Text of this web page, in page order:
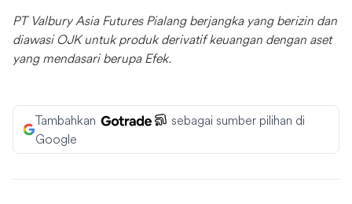
PT Valbury Asia Futures Pialang berjangka yang berizin dan
diawasi OJK untuk produk derivatif keuangan dengan aset
yang mendasari berupa Efek.
Tambahkan
sebagai sumber pilihan di
Google